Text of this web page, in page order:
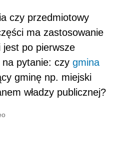
czy przedmiotowy
ma zastosowanie
jest po pierwsze
pytanie: czy gmina
gminę np. miejski
władzy publicznej?